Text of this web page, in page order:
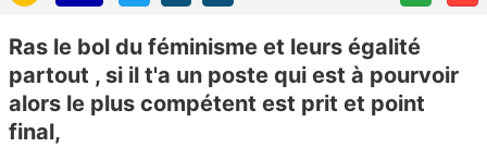
Ras le bol du féminisme et leurs égalité
partout , si il t'a un poste qui est à pourvoir
alors le plus compétent est prit et point
final,